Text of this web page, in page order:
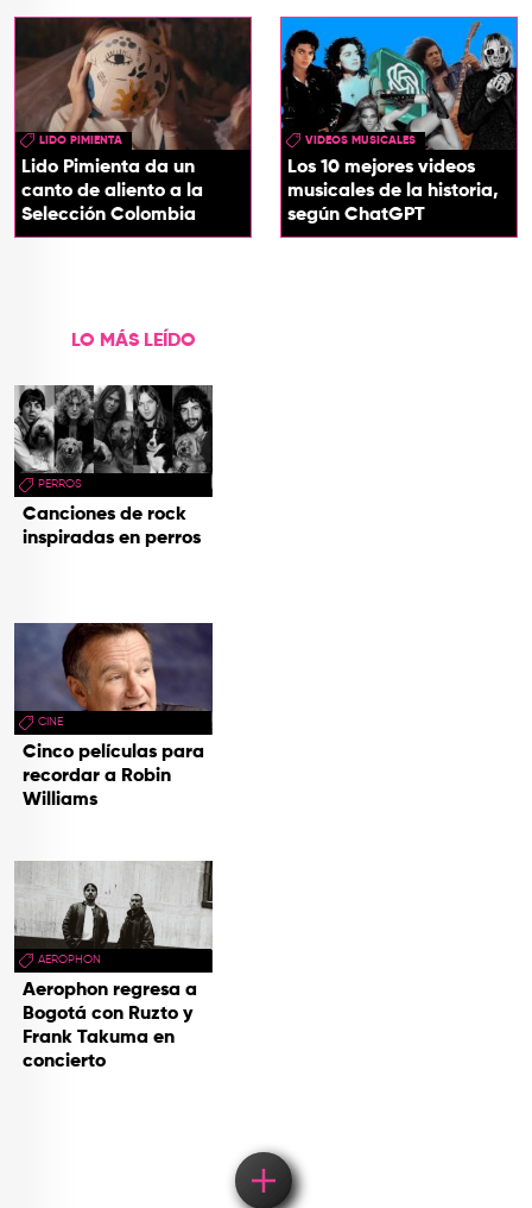
LIDO PIMIENTA
Lido Pimienta da un
canto de aliento a la
Selección Colombia
VIDEOS MUSICALES
Los 10 mejores videos
musicales de la historia,
según ChatGPT
LO MÁS LEÍDO
PERROS
Canciones de rock
inspiradas en perros
CINE
Cinco películas para
recordar a Robin
Williams
AEROPHON
Aerophon regresa a
Bogotá con Ruzto y
Frank Takuma en
concierto